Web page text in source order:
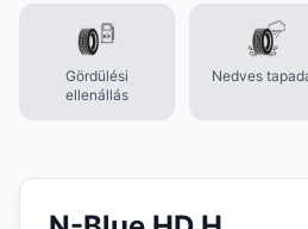
Gördülési
ellenállás
Nedves